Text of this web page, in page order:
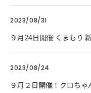
2023/08/31
９月24日開催 くまもり
2023/08/24
９月２日開催！クロち